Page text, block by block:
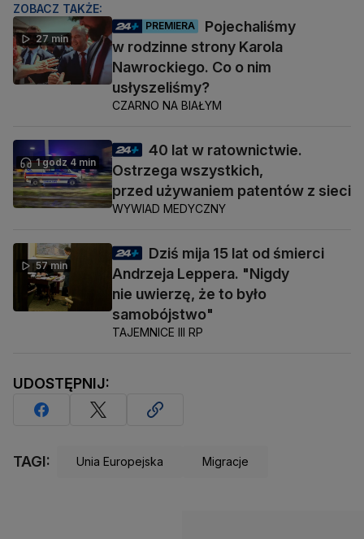
ZOBACZ TAKŻE:
27 min
PREMIERA
Pojechaliśmy
w rodzinne strony Karola
Nawrockiego. Co o nim
usłyszeliśmy?
CZARNO NA BIAŁYM
1 godz 4 min
40 lat w ratownictwie.
Ostrzega wszystkich,
przed używaniem patentów z sieci
WYWIAD MEDYCZNY
57 min
Dziś mija 15 lat od śmierci
Andrzeja Leppera. "Nigdy
nie uwierzę, że to było
samobójstwo"
TAJEMNICE III RP
UDOSTĘPNIJ:
TAGI: Unia Europejska Migracje